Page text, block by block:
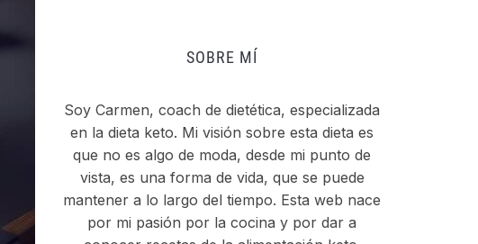
SOBRE MÍ
Soy Carmen, coach de dietética, especializada
en la dieta keto. Mi visión sobre esta dieta es
que no es algo de moda, desde mi punto de
vista, es una forma de vida, que se puede
mantener a lo largo del tiempo. Esta web nace
por mi pasión por la cocina y por dar a